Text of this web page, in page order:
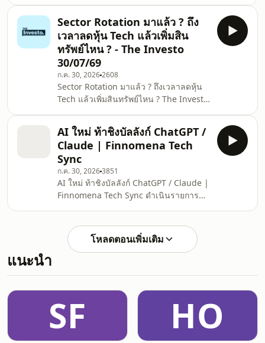
Sector Rotation มาแล้ว ? ถึง
เวลาลดหุ้น Tech แล้วเพิ่มสิน
ทรัพย์ไหน ? - The Investo
30/07/69
ก.ค. 30, 20262608
Sector Rotation มาแล้ว ? ถึงเวลาลดหุ้น
Tech แล้วเพิ่มสินทรัพย์ไหน ? The Investo
Naomi แขกรับเชิญ ประกิต สิริวัฒนเกตุ
กรรมการผู้จัดการ บลจ. เมอร์ชั่น พาร์ทเนอ
ร์ จำกัด Naomi ดำเนินรายการ รายการ
The Investo กับ Naomi วิเคราะห์เจาะลึก
ข่าวสำคัญในแต่ละวัน กับผู้เชี่ยวชาญใน
ด้านต่างๆ ทั้งเศรษฐกิจ การเงิน และการ
ลงทุน คุยเคลียร์ข่าว ให้เข้าใจทุกการ
ลงทุน กับ
AI ใหม่ ท้าชิงบัลลังก์ ChatGPT /
Claude | Finnomena Tech
Sync
ก.ค. 30, 20263851
AI ใหม่ ท้าชิงบัลลังก์ ChatGPT / Claude |
Finnomena Tech Sync ดำเนินรายการ
พงศกานต์ พงษ์ทองเจริญ - Technical
Team Lead ติดตามช่องทางอื่น ๆ ของ
finnomena Twitter
https://x.com/finnomena TikTok /
finnomena ดาวน์โหลดแอป
Finnomena หรือเ
โหลดตอนเพิ่มเติม
แนะนำ
SF HO